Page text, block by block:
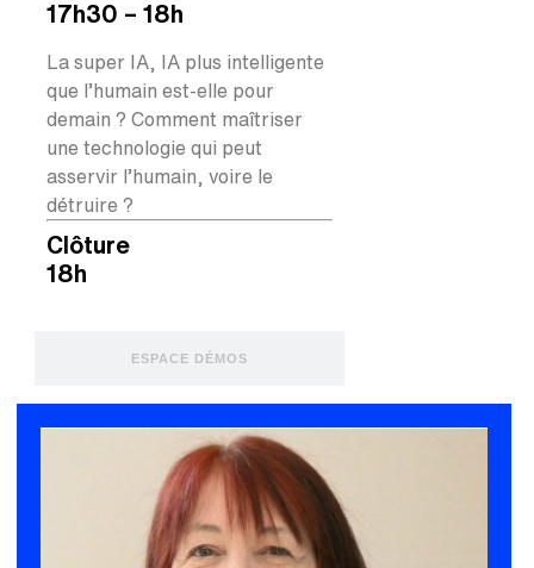
ESPACE DÉMOS
17h30 – 18h
La super IA, IA plus intelligente
que l’humain est-elle pour
demain ? Comment maîtriser
une technologie qui peut
asservir l’humain, voire le
détruire ?
Clôture
18h